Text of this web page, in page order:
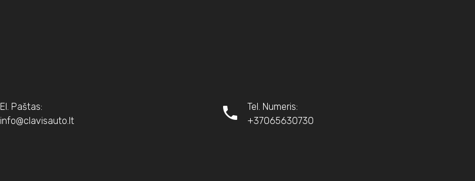
El. Paštas:
info@clavisauto.lt
Tel. Numeris:
+37065630730